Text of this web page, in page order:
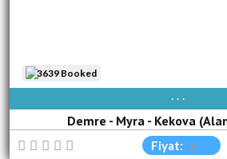
ÇA[R]
Demre - Myra - Kekova
3639 Booked
Fiyat: